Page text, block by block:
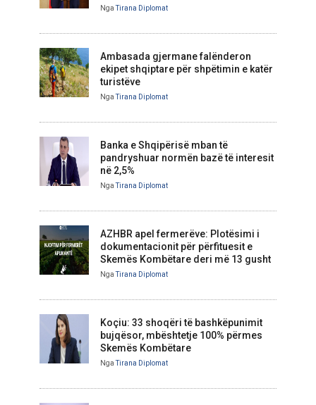
Nga Tirana Diplomat
Ambasada gjermane falënderon
ekipet shqiptare për shpëtimin e katër
turistëve
Nga Tirana Diplomat
Banka e Shqipërisë mban të
pandryshuar normën bazë të interesit
në 2,5%
Nga Tirana Diplomat
AZHBR apel fermerëve: Plotësimi i
dokumentacionit për përfituesit e
Skemës Kombëtare deri më 13 gusht
Nga Tirana Diplomat
Koçiu: 33 shoqëri të bashkëpunimit
bujqësor, mbështetje 100% përmes
Skemës Kombëtare
Nga Tirana Diplomat